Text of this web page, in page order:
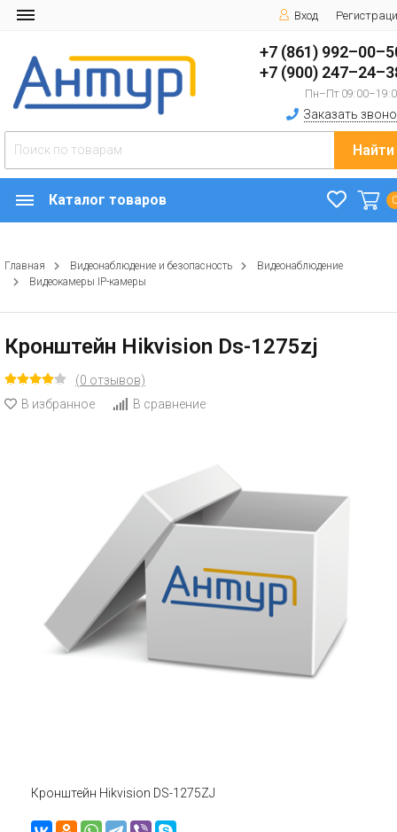
Вход
+7 (861)
+7 (900)
Пн–Пт
Заказать
Найти
Каталог товаров
Главная Видеонаблюдение и безопасность
Видеонаблюдение
Видеокамеры IP-камеры
Кронштейн Hikvision Ds-1275zj
(0 отзывов)
В избранное
В сравнение
Кронштейн Hikvision DS-1275ZJ